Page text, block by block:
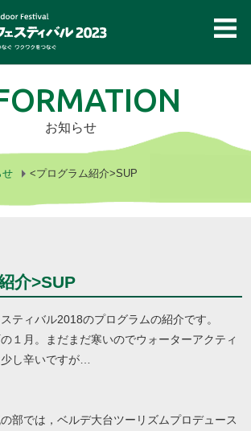
大台アウトドアフェスティ
お知らせ
せ <プログラム紹介>SUP
介>SUP
ティバル2018のプログラムの紹介です。
１月。まだまだ寒いのでウォーターアクティ
し辛いですが…
部では，ベルデ大台ツーリズムプロデュース